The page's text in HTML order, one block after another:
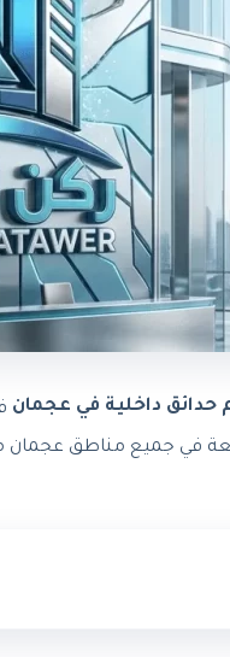
داخلية في عجمان
في جميع مناطق عجمان